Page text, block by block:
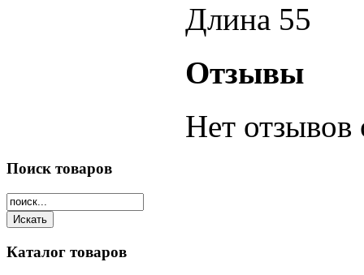
Длина 55
Отзывы
Нет отзывов
Поиск товаров
Каталог товаров